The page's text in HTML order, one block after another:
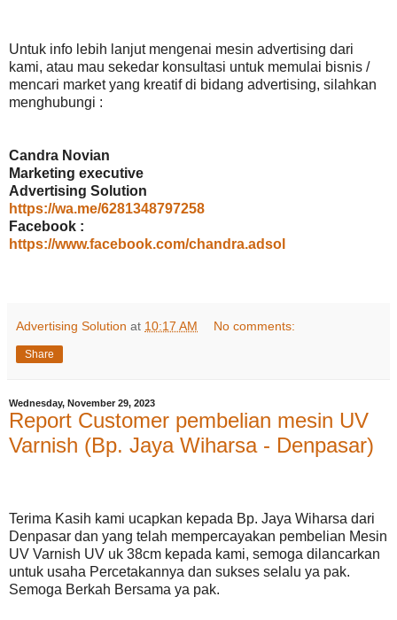
Untuk info lebih lanjut mengenai mesin advertising dari
kami, atau mau sekedar konsultasi untuk memulai bisnis /
mencari market yang kreatif di bidang advertising, silahkan
menghubungi :
Candra Novian
Marketing executive
Advertising Solution
https://wa.me/6281348797258
Facebook :
https://www.facebook.com/chandra.adsol
Advertising Solution at 10:17 AM No comments:
Share
Wednesday, November 29, 2023
Report Customer pembelian mesin UV
Varnish (Bp. Jaya Wiharsa - Denpasar)
Terima Kasih kami ucapkan kepada Bp. Jaya Wiharsa dari
Denpasar dan yang telah mempercayakan pembelian Mesin
UV Varnish UV uk 38cm kepada kami, semoga dilancarkan
untuk usaha Percetakannya dan sukses selalu ya pak.
Semoga Berkah Bersama ya pak.